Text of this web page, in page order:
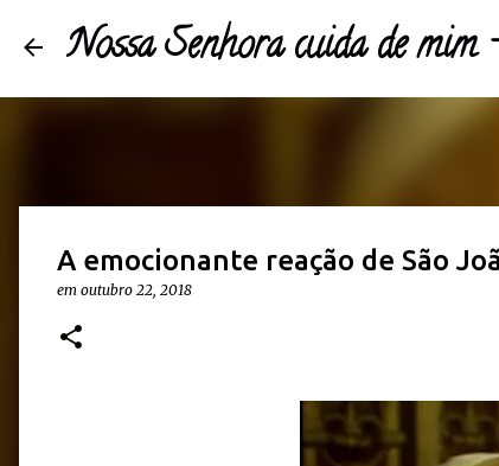
Nossa Senhora cuida de
A emocionante reação de São
em outubro 22, 2018